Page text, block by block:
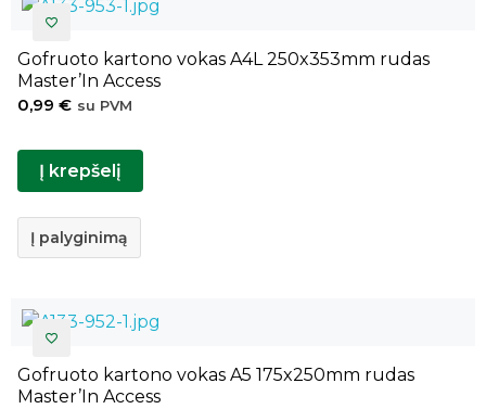
Gofruoto kartono vokas A4L 250x353mm rudas
Master’In Access
0,99 € su PVM
Į krepšelį
Į palyginimą
Gofruoto kartono vokas A5 175x250mm rudas
Master’In Access